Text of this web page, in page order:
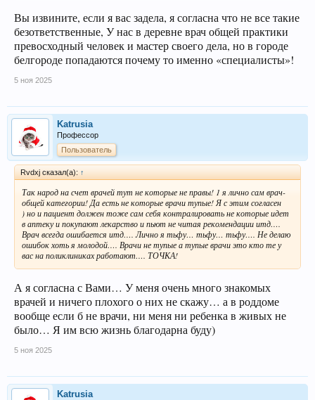
Вы извините, если я вас задела, я согласна что не все такие
безответственные, У нас в деревне врач общей практики
превосходный человек и мастер своего дела, но в городе
белгороде попадаются почему то именно «специалисты»!
5 ноя 2025
Katrusia
Профессор
Пользователь
Rvdxj сказал(а): ↑
Так народ на счет врачей тут не которые не правы! 1 я лично сам врач-
общей категории! Да есть не которые врачи тупые! Я с этим согласен
) но и пациент должен тоже сам себя контралировать не которые идет
в аптеку и покупают лекарство и пьют не читая рекомендации итд….
Врач всегда ошибается итд…. Лично я тьфу… тьфу… тьфу…. Не делаю
ошибок хоть я молодой…. Врачи не тупые а тупые врачи это кто те у
вас на поликлиниках работают…. ТОЧКА!
А я согласна с Вами… У меня очень много знакомых
врачей и ничего плохого о них не скажу… а в роддоме
вообще если б не врачи, ни меня ни ребенка в живых не
было… Я им всю жизнь благодарна буду)
5 ноя 2025
Katrusia